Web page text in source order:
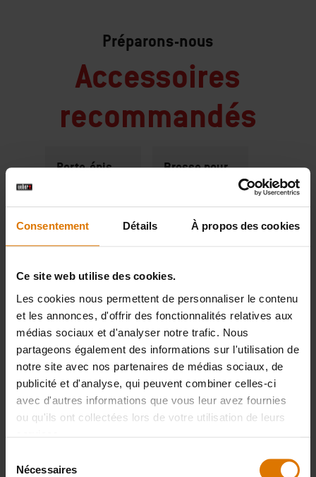
Consentement Détails À propos des cookies
Ce site web utilise des cookies.
Les cookies nous permettent de personnaliser le contenu
et les annonces, d'offrir des fonctionnalités relatives aux
médias sociaux et d'analyser notre trafic. Nous
partageons également des informations sur l'utilisation de
notre site avec nos partenaires de médias sociaux, de
publicité et d'analyse, qui peuvent combiner celles-ci
avec d'autres informations que vous leur avez fournies
ou qu'ils ont collectées lors de votre utilisation de leurs
Nécessaires
Préparons-nous
Accessoires
recommandés
Porte-épis
Voir
Brosse pour
Voir